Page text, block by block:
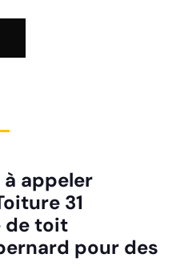
à appeler
31
de toit
pour des